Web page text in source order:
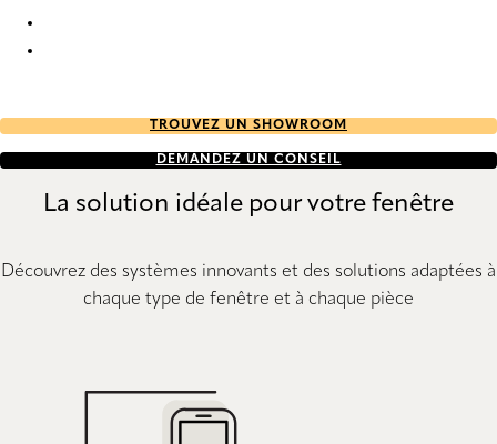
TROUVEZ UN SHOWROOM
DEMANDEZ UN CONSEIL
La solution idéale pour votre fenêtre
Découvrez des systèmes innovants et des solutions adaptées à
chaque type de fenêtre et à chaque pièce